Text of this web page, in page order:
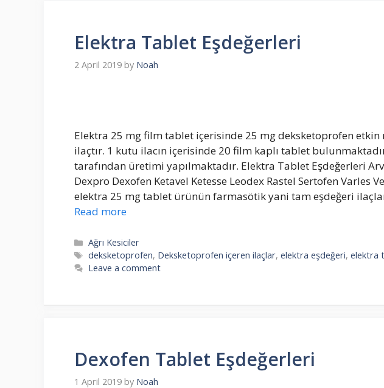
Elektra Tablet Eşdeğerleri
2 April 2019 by Noah
Elektra 25 mg film tablet içerisinde 25 mg deksketoprofen
ilaçtır. 1 kutu ilacın içerisinde 20 film kaplı tablet
tarafından üretimi yapılmaktadır. Elektra Tablet Eşdeğerleri
Dexpro Dexofen Ketavel Ketesse Leodex Rastel Sertofen Varles
elektra 25 mg tablet ürünün farmasötik yani tam eşdeğeri
Read more
Categories
Ağrı Kesiciler
Tags
deksketoprofen, Deksketoprofen içeren ilaçlar,elektra eşdeğeri,elektra
Leave a comment
Dexofen Tablet Eşdeğerleri
1 April 2019 by Noah